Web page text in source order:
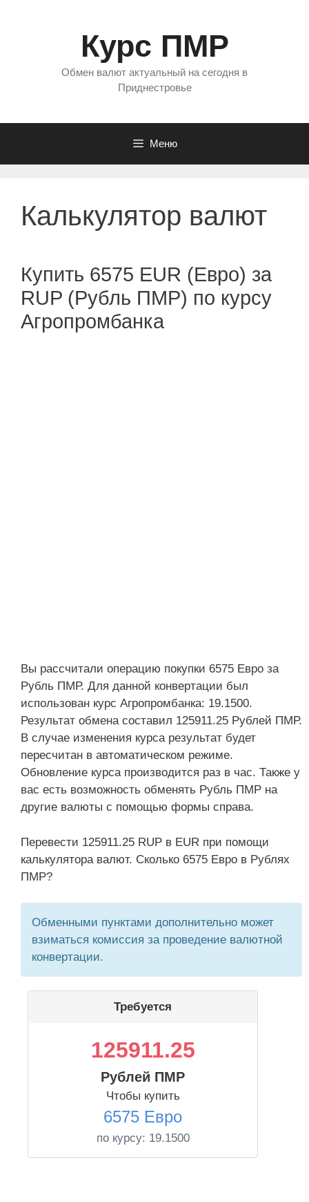
Курс ПМР
Обмен валют актуальный на сегодня в
Приднестровье
Меню
Калькулятор валют
Купить 6575 EUR (Евро) за
RUP (Рубль ПМР) по курсу
Агропромбанка
Вы рассчитали операцию покупки 6575 Евро за
Рубль ПМР. Для данной конвертации был
использован курс Агропромбанка: 19.1500.
Результат обмена составил 125911.25 Рублей ПМР.
В случае изменения курса результат будет
пересчитан в автоматическом режиме.
Обновление курса производится раз в час. Также у
вас есть возможность обменять Рубль ПМР на
другие валюты с помощью формы справа.
Перевести 125911.25 RUP в EUR при помощи
калькулятора валют. Сколько 6575 Евро в Рублях
ПМР?
Обменными пунктами дополнительно может
взиматься комиссия за проведение валютной
конвертации.
Требуется
125911.25
Рублей ПМР
Чтобы купить
6575 Евро
по курсу: 19.1500